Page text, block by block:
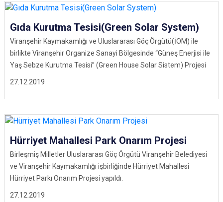
27.12.2019
Gıda Kurutma Tesisi(Green Solar System)
Viranşehir Kaymakamlığı ve Uluslararası Göç Örgütü(İOM) ile
birlikte Viranşehir Organize Sanayi Bölgesinde “Güneş Enerjisi ile
Yaş Sebze Kurutma Tesisi” (Green House Solar Sistem) Projesi
27.12.2019
Hürriyet Mahallesi Park Onarım Projesi
Birleşmiş Milletler Uluslararası Göç Örgütü Viranşehir Belediyesi
ve Viranşehir Kaymakamlığı işbirliğinde Hürriyet Mahallesi
Hürriyet Parkı Onarım Projesi yapıldı.